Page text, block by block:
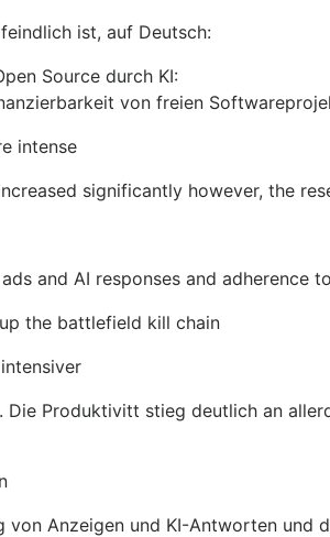
ist, auf Deutsch:
Source durch KI:
von freien
intense
significantly however, the
and AI responses and adherence
the battlefield kill chain
Die Produktivitt stieg deutlich an
Anzeigen und KI-Antworten und